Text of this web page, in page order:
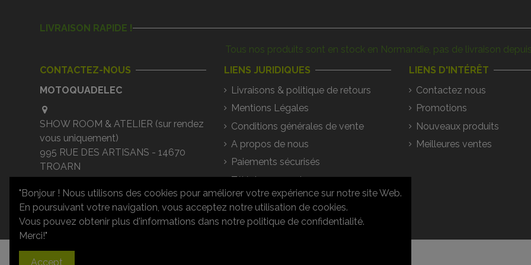
LIVRAISON RAPIDE !
Tous nos produits sont en stock en Normandie, pas de livraison
CONTACTEZ-NOUS
MOTOQUADELEC
SHOW ROOM & ATELIER (sur rendez
vous uniquement)
995 RUE DES ARTISANS - 14670
TROARN
02 31 79 29 34
contact@motoquadelec.com
LIENS JURIDIQUES
Livraisons & politique de retours
Mentions Légales
Conditions générales de vente
A propos de nous
Paiements sécurisés
Téléchargements
Questions / Réponses
LIENS D'INTÉRÊT
Contactez nous
Promotions
Nouveaux produits
Meilleures ventes
"Bonjour ! Nous utilisons des cookies pour améliorer votre expérience sur notre site Web.
En poursuivant votre navigation, vous acceptez notre utilisation de cookies.
Vous pouvez obtenir plus d'informations dans notre politique de confidentialité.
Merci!"
Accept